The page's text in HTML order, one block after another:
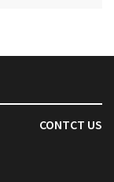
CONTCT US